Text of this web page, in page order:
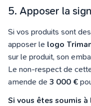
5. Apposer la
Si vos produits sont
apposer le logo
sur le produit, son
Le non-respect de
amende de 3 000 €
Si vous êtes soumis à